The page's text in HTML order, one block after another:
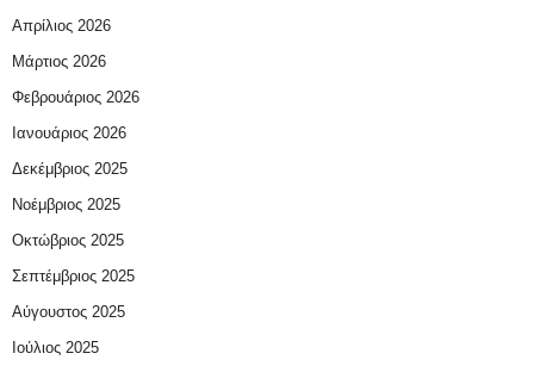
Απρίλιος 2026
Μάρτιος 2026
Φεβρουάριος 2026
Ιανουάριος 2026
Δεκέμβριος 2025
Νοέμβριος 2025
Οκτώβριος 2025
Σεπτέμβριος 2025
Αύγουστος 2025
Ιούλιος 2025